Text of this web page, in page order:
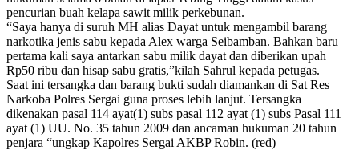
pencurian buah kelapa sawit milik perkebunan.
“Saya hanya di suruh MH alias Dayat untuk mengambil barang
narkotika jenis sabu kepada Alex warga Seibamban. Bahkan baru
pertama kali saya antarkan sabu milik dayat dan diberikan upah
Rp50 ribu dan hisap sabu gratis,”kilah Sahrul kepada petugas.
Saat ini tersangka dan barang bukti sudah diamankan di Sat Res
Narkoba Polres Sergai guna proses lebih lanjut. Tersangka
dikenakan pasal 114 ayat(1) subs pasal 112 ayat (1) subs Pasal 111
ayat (1) UU. No. 35 tahun 2009 dan ancaman hukuman 20 tahun
penjara “ungkap Kapolres Sergai AKBP Robin. (red)